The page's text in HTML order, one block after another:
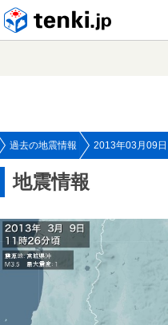
過去の地震情報 2013年03月09日
地震情報